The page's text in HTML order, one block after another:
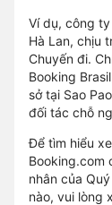
Ví dụ, công
Hà Lan, chịu
Chuyến đi.
Booking
sở tại Sao
đối tác chỗ
Để tìm hiểu
Booking.com
nhân của
nào, vui lòng